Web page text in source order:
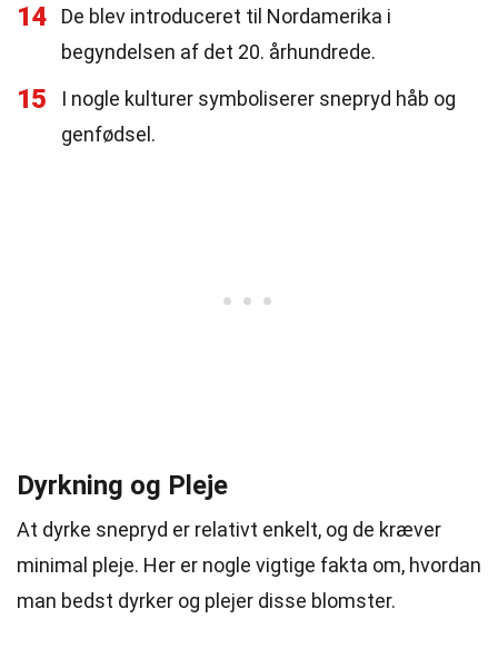
14
De blev introduceret til Nordamerika i
begyndelsen af det 20. århundrede.
15
I nogle kulturer symboliserer snepryd håb og
genfødsel.
Dyrkning og Pleje
At dyrke snepryd er relativt enkelt, og de kræver
minimal pleje. Her er nogle vigtige fakta om, hvordan
man bedst dyrker og plejer disse blomster.